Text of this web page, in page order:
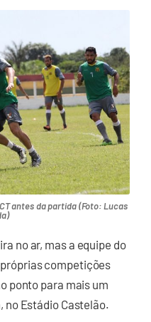
antes da partida (Foto: Lucas
no ar, mas a equipe do
competições
ponto para mais um
no Estádio Castelão.